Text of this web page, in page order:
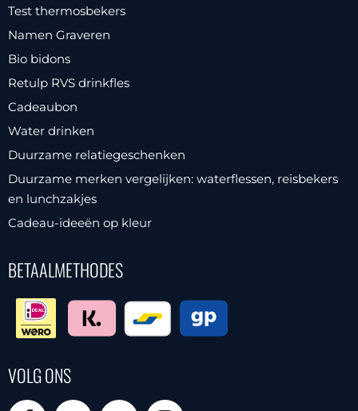
Test thermosbekers
Namen Graveren
Bio bidons
Retulp RVS drinkfles
Cadeaubon
Water drinken
Duurzame relatiegeschenken
Duurzame merken vergelijken: waterflessen, reisbekers
en lunchzakjes
Cadeau-ideeën op kleur
BETAALMETHODES
VOLG ONS